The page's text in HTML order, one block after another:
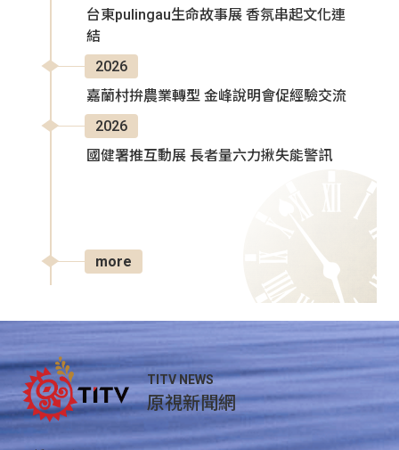
台東pulingau生命故事展 香氛串起文化連
結
2026
嘉蘭村拚農業轉型 金峰說明會促經驗交流
2026
國健署推互動展 長者量六力揪失能警訊
more
TITV NEWS
原視新聞網